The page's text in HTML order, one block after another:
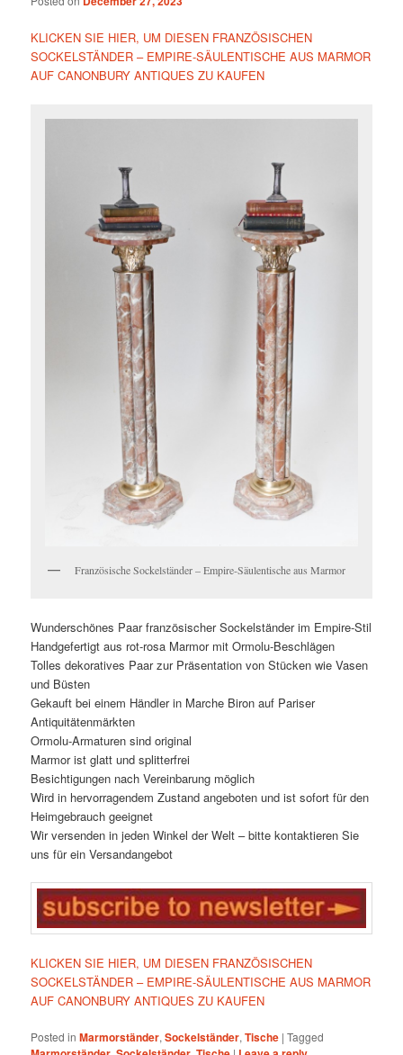
KLICKEN SIE HIER, UM DIESEN FRANZÖSISCHEN
SOCKELSTÄNDER – EMPIRE-SÄULENTISCHE AUS MARMOR
AUF CANONBURY ANTIQUES ZU KAUFEN
Französische Sockelständer – Empire-Säulentische aus Marmor
Wunderschönes Paar französischer Sockelständer im Empire-Stil
Handgefertigt aus rot-rosa Marmor mit Ormolu-Beschlägen
Tolles dekoratives Paar zur Präsentation von Stücken wie Vasen
und Büsten
Gekauft bei einem Händler in Marche Biron auf Pariser
Antiquitätenmärkten
Ormolu-Armaturen sind original
Marmor ist glatt und splitterfrei
Besichtigungen nach Vereinbarung möglich
Wird in hervorragendem Zustand angeboten und ist sofort für den
Heimgebrauch geeignet
Wir versenden in jeden Winkel der Welt – bitte kontaktieren Sie
uns für ein Versandangebot
KLICKEN SIE HIER, UM DIESEN FRANZÖSISCHEN
SOCKELSTÄNDER – EMPIRE-SÄULENTISCHE AUS MARMOR
AUF CANONBURY ANTIQUES ZU KAUFEN
Posted in Marmorständer,Sockelständer,Tische |Tagged